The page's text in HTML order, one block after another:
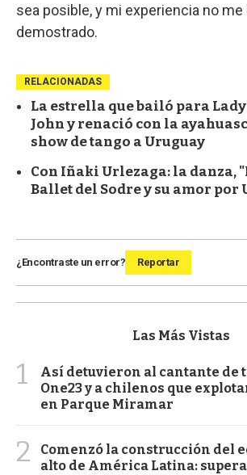
sea posible, y mi experiencia no me
demostrado.
RELACIONADAS
La estrella que bailó para
John y renació con la
show de tango a Uruguay
Con Iñaki Urlezaga: la danza,
Ballet del Sodre y su amor por
¿Encontraste un error? Reportar
Las Más Vistas
1
Así detuvieron al cantante de
One23 y a chilenos que
en Parque Miramar
2
Comenzó la construcción del
alto de América Latina: